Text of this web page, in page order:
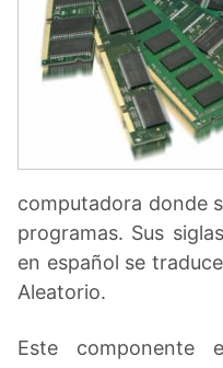
computadora donde
programas. Sus
en español se
Aleatorio.
Este componente